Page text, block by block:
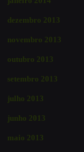
dezembro 2013
novembro 2013
outubro 2013
setembro 2013
julho 2013
junho 2013
maio 2013